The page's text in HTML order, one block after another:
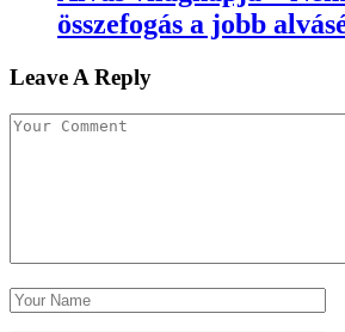
összefogás a jobb
Leave A Reply